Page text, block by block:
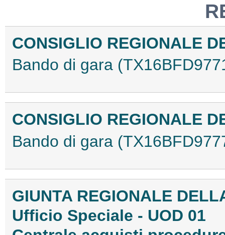
CONSIGLIO REGIONALE
Bando di gara
CONSIGLIO REGIONALE
Bando di gara
GIUNTA REGIONALE
Ufficio Speciale - UOD 01